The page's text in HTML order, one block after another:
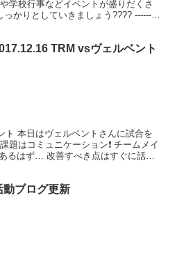
学校行事などイベントが盛りだくさ
っかりとしていきましょう???? ---------
TRM vsヴェルベント
ト 本日はヴェルベントさんに試合を
題はコミュニケーション❗️ チームメイ
るはず… 改善すべき点はすぐに話を
動ブログ更新